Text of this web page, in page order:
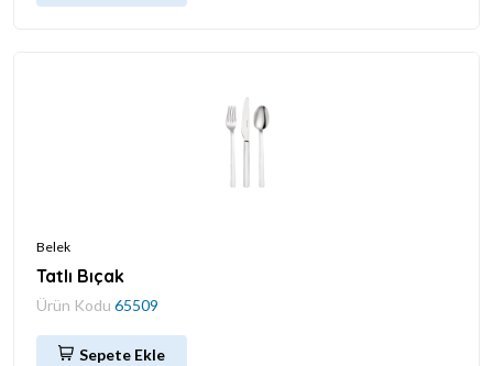
Belek
Tatlı Bıçak
Ürün Kodu 65509
Sepete Ekle